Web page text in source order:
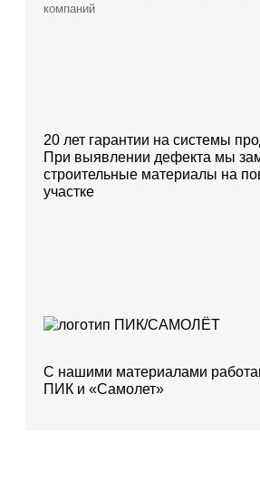
компаний
20 лет гарантии на системы
При выявлении дефекта мы
строительные материалы на
участке
С нашими материалами
ПИК и «Самолет»